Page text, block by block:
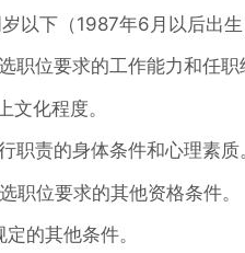
以下（1987年6月以后出生
职位要求的工作能力和任职
文化程度。
职责的身体条件和心理素质
职位要求的其他资格条件。
的其他条件。